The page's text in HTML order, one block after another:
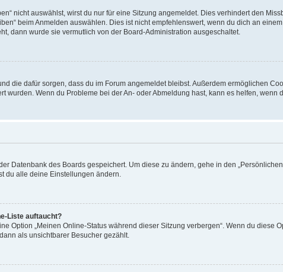
nicht auswählst, wirst du nur für eine Sitzung angemeldet. Dies verhindert den
beim Anmelden auswählen. Dies ist nicht empfehlenswert, wenn du dich an
dann wurde sie vermutlich von der Board-Administration ausgeschaltet.
die dafür sorgen, dass du im Forum angemeldet bleibst. Außerdem ermöglichen
wurden. Wenn du Probleme bei der An- oder Abmeldung hast, kann es helfen, wenn
Datenbank des Boards gespeichert. Um diese zu ändern, gehe in den
du alle deine Einstellungen ändern.
Liste auftaucht?
Option „Meinen Online-Status während dieser Sitzung verbergen“. Wenn du diese
als unsichtbarer Besucher gezählt.